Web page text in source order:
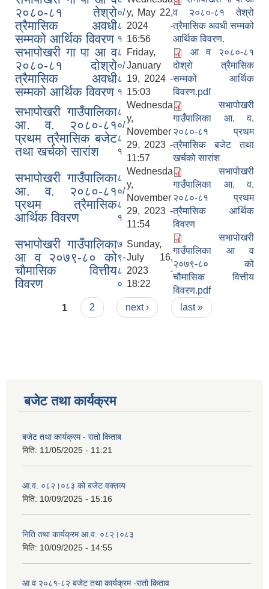
२०८०-८१ तेश्रो
त्रैमासिक अवधी
सम्मको आर्थिक विवरण
०/
८
१
y, May 22,
2024 -
16:56
व २०८०-८१ तेश्रो
त्रैमासिक अवधी सम्मको
आर्थिक विवरण.
सभापोखरी गा पा आ व
२०८०-८१ दोश्रो
त्रैमासिक अवधी
सम्मको आर्थिक विवरण
८
०/
८
१
Friday,
January
19, 2024 -
15:03
आ व २०८०-८१
दोश्रो त्रैमासिक
सम्मको आर्थिक
विवरण.pdf
सभापोखरी गाउँपालिका
आ. व. २०८०-८१
प्रथम त्रैमासिक बजेट
तथा खर्चको सारांश
८
०/
८
१
Wednesda
y,
November
29, 2023 -
11:57
सभापोखरी
गाउँपालिका आ. व.
२०८०-८१ प्रथम
त्रैमासिक बजेट तथा
खर्चको सारांश
सभापोखरी गाउँपालिका
आ. व. २०८०-८१
प्रथम त्रैमासिक
आर्थिक विवरण
८
०/
८
१
Wednesda
y,
November
29, 2023 -
11:54
सभापोखरी
गाउँपालिका आ. व.
२०८०-८१ प्रथम
त्रैमासिक आर्थिक
विवरण
सभापोखरी गाउँपालिका
आ व २०७९-८० को
चौमासिक वित्तीय
विवरण
७
९-
८
०
Sunday,
July 16,
2023 -
18:22
सभापोखरी
गाउँपालिका आ व
२०७९-८० को
चौमासिक वित्तीय
विवरण.pdf
Pages
1 2 next › last »
बजेट तथा कार्यक्रम
बजेट तथा कार्यक्रम - रातो किताब
मिति: 11/05/2025 - 11:21
आ.व. ०८२।०८३ को बजेट वक्तव्य
मिति: 10/09/2025 - 15:16
निति तथा कार्यक्रम आ.व. ०८२।०८३
मिति: 10/09/2025 - 14:55
आ व २०८१-८२ बजेट तथा कार्यक्रम -रातो किताव